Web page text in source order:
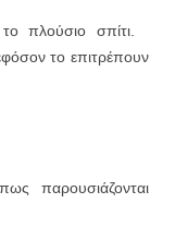
πλούσιο σπίτι.
το επιτρέπουν
παρουσιάζονται